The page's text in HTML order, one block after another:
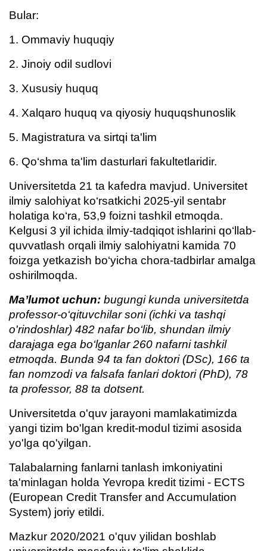
Bular:
1. Ommaviy huquqiy
2. Jinoiy odil sudlovi
3. Xususiy huquq
4. Xalqaro huquq va qiyosiy huquqshunoslik
5. Magistratura va sirtqi ta'lim
6. Qo‘shma ta'lim dasturlari fakultetlaridir.
Universitetda 21 ta kafedra mavjud. Universitet
ilmiy salohiyat ko‘rsatkichi 2025-yil sentabr
holatiga ko‘ra, 53,9 foizni tashkil etmoqda.
Kelgusi 3 yil ichida ilmiy-tadqiqot ishlarini qo‘llab-
quvvatlash orqali ilmiy salohiyatni kamida 70
foizga yetkazish bo‘yicha chora-tadbirlar amalga
oshirilmoqda.
Ma’lumot uchun: bugungi kunda universitetda
professor-o‘qituvchilar soni (ichki va tashqi
o'rindoshlar) 482 nafar bo‘lib, shundan ilmiy
darajaga ega bo‘lganlar 260 nafarni tashkil
etmoqda. Bunda 94 ta fan doktori (DSc), 166 ta
fan nomzodi va falsafa fanlari doktori (PhD), 78
ta professor, 88 ta dotsent.
Universitetda o'quv jarayoni mamlakatimizda
yangi tizim bo'lgan kredit-modul tizimi asosida
yo'lga qo'yilgan.
Talabalarning fanlarni tanlash imkoniyatini
ta'minlagan holda Yevropa kredit tizimi - ECTS
(European Credit Transfer and Accumulation
System) joriy etildi.
Mazkur 2020/2021 o'quv yilidan boshlab